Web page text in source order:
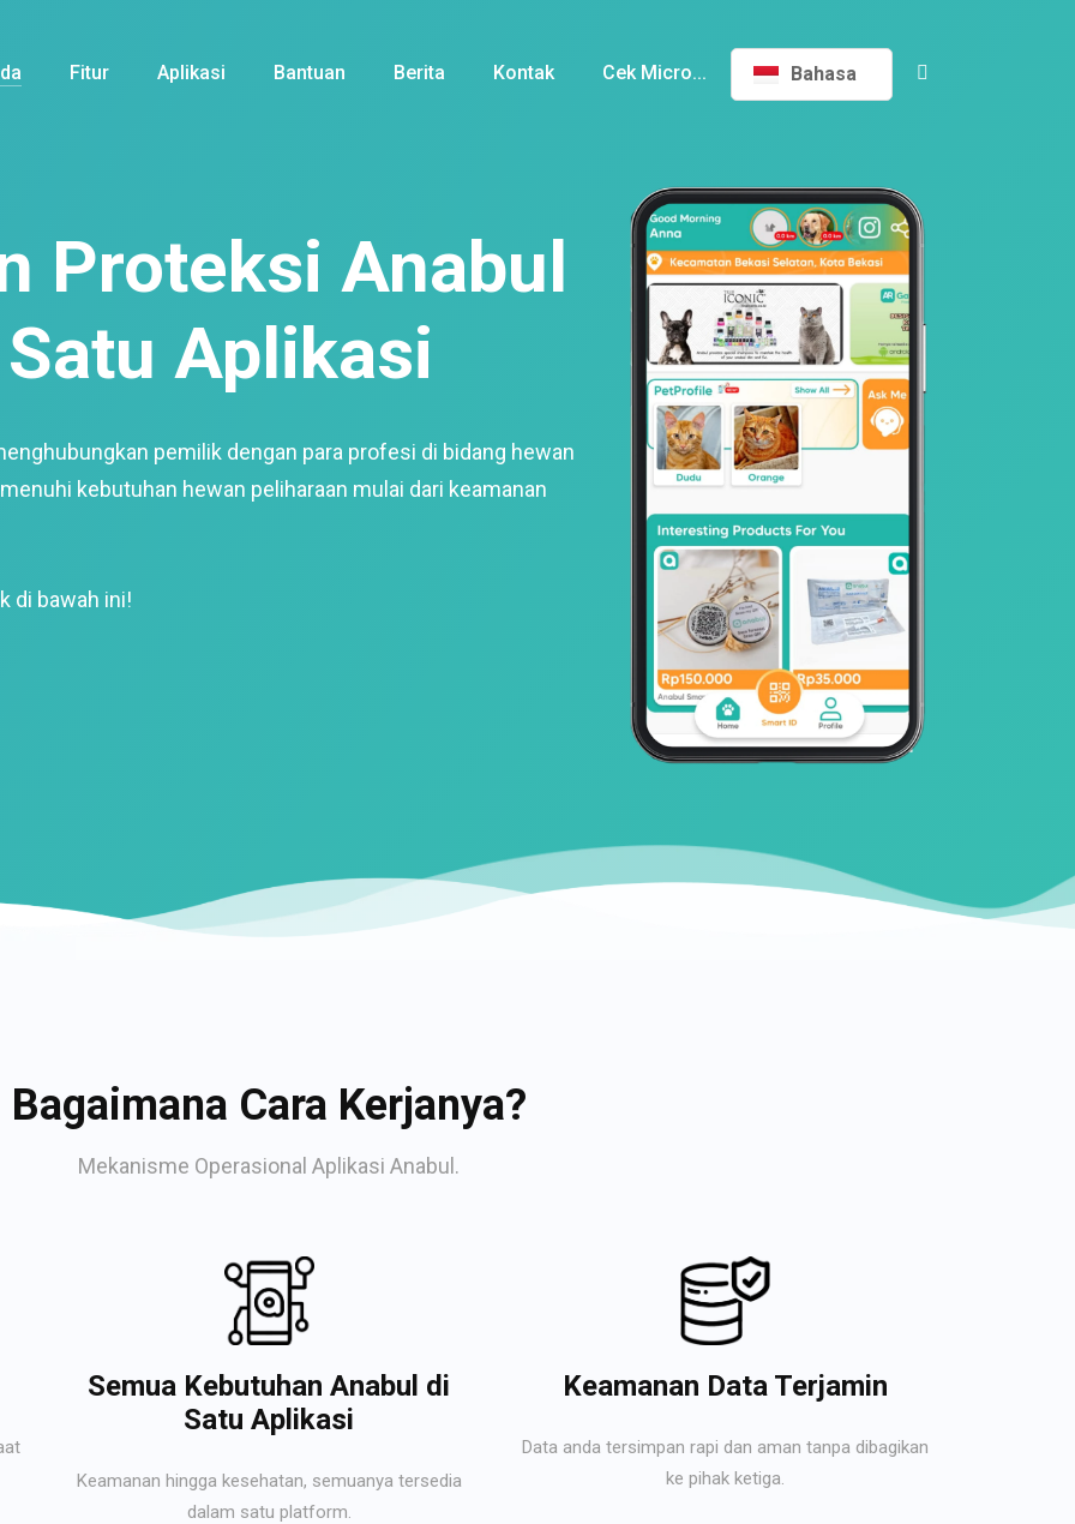
Fitur Aplikasi Bantuan Berita Kontak Cek Micro... Bahasa
Proteksi Anabul
Aplikasi
pemilik dengan para profesi di bidang hewan
kebutuhan hewan peliharaan mulai dari keamanan
di bawah ini!
Bagaimana Cara Kerjanya?
Mekanisme Operasional Aplikasi Anabul.
Semua Kebutuhan Anabul di
Satu Aplikasi
Keamanan hingga kesehatan, semuanya tersedia
dalam satu platform.
Keamanan Data Terjamin
Data anda tersimpan rapi dan aman tanpa dibagikan
ke pihak ketiga.